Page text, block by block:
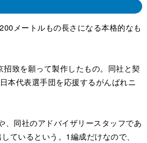
メートルもの長さになる本格的なも
致を願って製作したもの。同社と契
本代表選手団を応援するがんばれニ
同社のアドバイザリースタッフであ
ているという。1編成だけなので、